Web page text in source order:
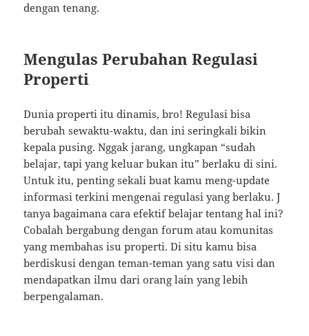
dengan tenang.
Mengulas Perubahan Regulasi
Properti
Dunia properti itu dinamis, bro! Regulasi bisa
berubah sewaktu-waktu, dan ini seringkali bikin
kepala pusing. Nggak jarang, ungkapan “sudah
belajar, tapi yang keluar bukan itu” berlaku di sini.
Untuk itu, penting sekali buat kamu meng-update
informasi terkini mengenai regulasi yang berlaku. J
tanya bagaimana cara efektif belajar tentang hal ini?
Cobalah bergabung dengan forum atau komunitas
yang membahas isu properti. Di situ kamu bisa
berdiskusi dengan teman-teman yang satu visi dan
mendapatkan ilmu dari orang lain yang lebih
berpengalaman.